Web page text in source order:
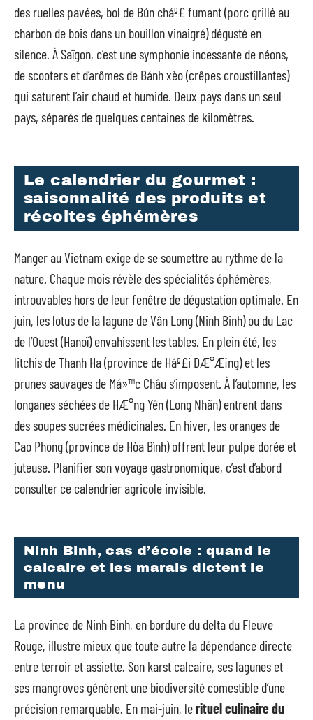
des ruelles pavées, bol de Bún cháº£ fumant (porc grillé au
charbon de bois dans un bouillon vinaigré) dégusté en
silence. À Saïgon, c’est une symphonie incessante de néons,
de scooters et d’arômes de Bánh xèo (crêpes croustillantes)
qui saturent l’air chaud et humide. Deux pays dans un seul
pays, séparés de quelques centaines de kilomètres.
Le calendrier du gourmet :
saisonnalité des produits et
récoltes éphémères
Manger au Vietnam exige de se soumettre au rythme de la
nature. Chaque mois révèle des spécialités éphémères,
introuvables hors de leur fenêtre de dégustation optimale. En
juin, les lotus de la lagune de Vân Long (Ninh Binh) ou du Lac
de l’Ouest (Hanoï) envahissent les tables. En plein été, les
litchis de Thanh Ha (province de Háº£i DÆ°Æ¡ng) et les
prunes sauvages de Má»™c Châu s’imposent. À l’automne, les
longanes séchées de HÆ°ng Yên (Long Nhãn) entrent dans
des soupes sucrées médicinales. En hiver, les oranges de
Cao Phong (province de Hòa Bình) offrent leur pulpe dorée et
juteuse. Planifier son voyage gastronomique, c’est d’abord
consulter ce calendrier agricole invisible.
Ninh Binh, cas d’école : quand le
calcaire et les marais dictent le
menu
La province de Ninh Binh, en bordure du delta du Fleuve
Rouge, illustre mieux que toute autre la dépendance directe
entre terroir et assiette. Son karst calcaire, ses lagunes et
ses mangroves génèrent une biodiversité comestible d’une
précision remarquable. En mai-juin, lerituel culinaire du